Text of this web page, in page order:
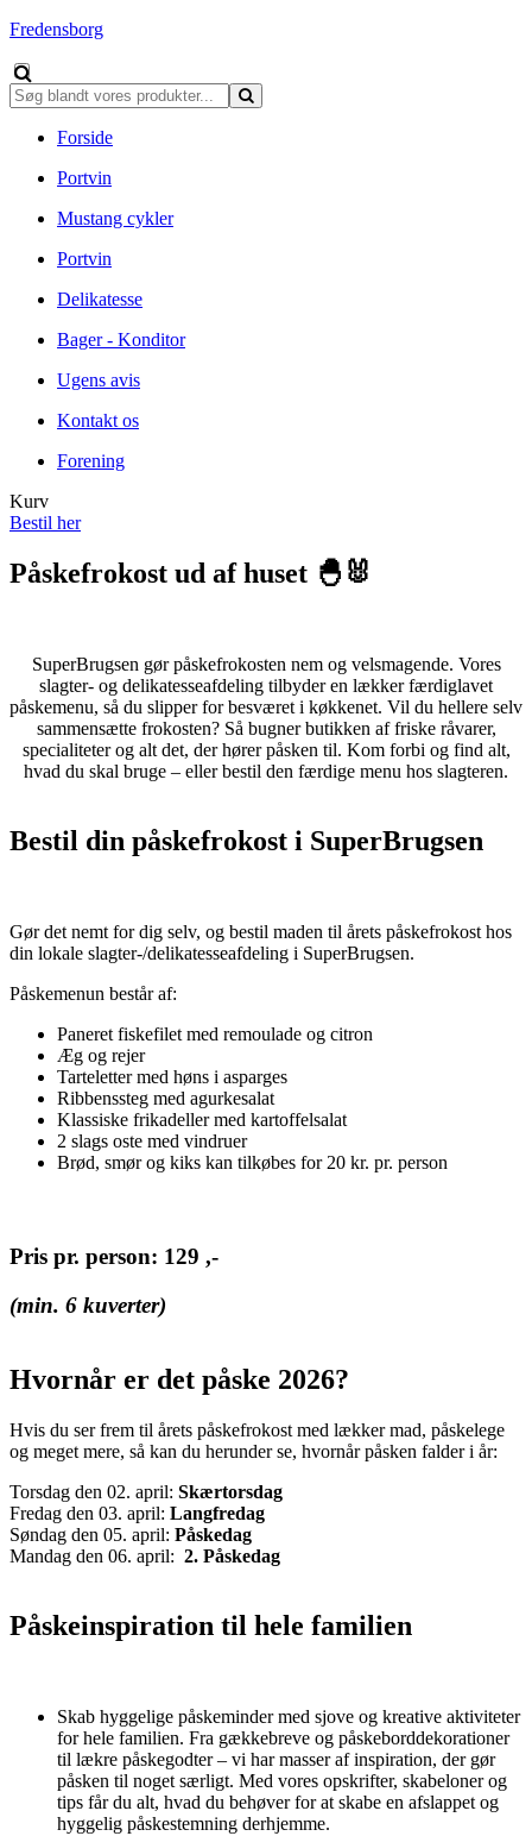
Fredensborg
Forside
Portvin
Mustang cykler
Portvin
Delikatesse
Bager - Konditor
Ugens avis
Kontakt os
Forening
Kurv
Bestil her
Påskefrokost ud af huset 🐣🐰
SuperBrugsen gør påskefrokosten nem og velsmagende. Vores
slagter- og delikatesseafdeling tilbyder en lækker færdiglavet
påskemenu, så du slipper for besværet i køkkenet. Vil du hellere selv
sammensætte frokosten? Så bugner butikken af friske råvarer,
specialiteter og alt det, der hører påsken til. Kom forbi og find alt,
hvad du skal bruge – eller bestil den færdige menu hos slagteren.
Bestil din påskefrokost i SuperBrugsen
Gør det nemt for dig selv, og bestil maden til årets påskefrokost hos
din lokale slagter-/delikatesseafdeling i SuperBrugsen.
Påskemenun består af:
Paneret fiskefilet med remoulade og citron
Æg og rejer
Tarteletter med høns i asparges
Ribbenssteg med agurkesalat
Klassiske frikadeller med kartoffelsalat
2 slags oste med vindruer
Brød, smør og kiks kan tilkøbes for 20 kr. pr. person
Pris pr. person: 129 ,-
(min. 6 kuverter)
Hvornår er det påske 2026?
Hvis du ser frem til årets påskefrokost med lækker mad, påskelege
og meget mere, så kan du herunder se, hvornår påsken falder i år:
Torsdag den 02. april: Skærtorsdag
Fredag den 03. april: Langfredag
Søndag den 05. april: Påskedag
Mandag den 06. april: 2. Påskedag
Påskeinspiration til hele familien
Skab hyggelige påskeminder med sjove og kreative aktiviteter
for hele familien. Fra gækkebreve og påskeborddekorationer
til lækre påskegodter – vi har masser af inspiration, der gør
påsken til noget særligt. Med vores opskrifter, skabeloner og
tips får du alt, hvad du behøver for at skabe en afslappet og
hyggelig påskestemning derhjemme.